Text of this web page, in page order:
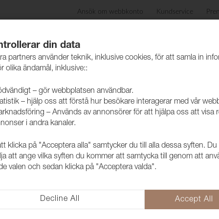
Ansök om webbkonto Kundservice
Produkter Skötselråd
Konstläder
2093335
Pisa är ett ftalatfritt konstläder
många ändamål. Exempelvis
Kollektionen har ett brett utbud
din data
partners använder teknik, inklusive cookies, för att samla in
olika ändamål, inklusive::
– gör webbplatsen användbar.
– hjälp oss att förstå hur besökare interagerar med vår
– Används av annonsörer för att hjälpa oss att visa
i andra kanaler.
klicka på "Acceptera alla" samtycker du till alla dessa syften. Du
att ange vilka syften du kommer att samtycka till genom att
valen och sedan klicka på "Acceptera valda".
Decline All Accept All